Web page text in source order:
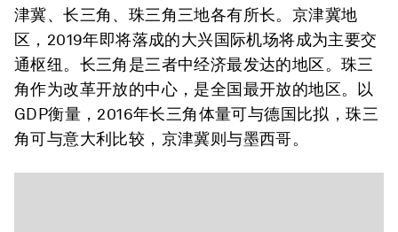
津冀、长三角、珠三角三地各有所长。京津冀地
区，2019年即将落成的大兴国际机场将成为主要交
通枢纽。长三角是三者中经济最发达的地区。珠三
角作为改革开放的中心，是全国最开放的地区。以
GDP衡量，2016年长三角体量可与德国比拟，珠三
角可与意大利比较，京津冀则与墨西哥。